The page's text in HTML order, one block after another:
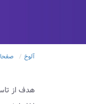
آلوخ
هدف از